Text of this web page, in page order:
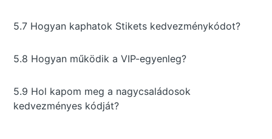
5.7 Hogyan kaphatok Stikets kedvezménykódot?
5.8 Hogyan működik a VIP-egyenleg?
5.9 Hol kapom meg a nagycsaládosok
kedvezményes kódját?